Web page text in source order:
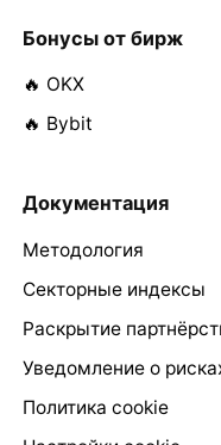
Бонусы от бирж
🔥 OKX
🔥 Bybit
Документация
Методология
Секторные индексы
Раскрытие
Уведомление о
Политика cookie